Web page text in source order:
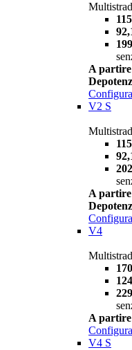
A partire
Configura
V2 S
A partire
Configura
V4
A partire
Configura
V4 S